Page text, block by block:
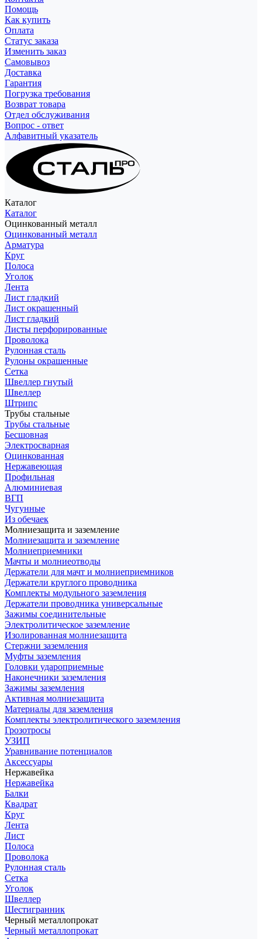
Помощь
Как купить
Оплата
Статус заказа
Изменить заказ
Самовывоз
Доставка
Гарантия
Погрузка требования
Возврат товара
Отдел обслуживания
Вопрос - ответ
Алфавитный указатель
Каталог
Каталог
Оцинкованный металл
Оцинкованный металл
Арматура
Круг
Полоса
Уголок
Лента
Лист гладкий
Лист окрашенный
Лист гладкий
Листы перфорированные
Проволока
Рулонная сталь
Рулоны окрашенные
Сетка
Швеллер гнутый
Швеллер
Штрипс
Трубы стальные
Трубы стальные
Бесшовная
Электросварная
Оцинкованная
Нержавеющая
Профильная
Алюминиевая
ВГП
Чугунные
Из обечаек
Молниезащита и заземление
Молниезащита и заземление
Молниеприемники
Мачты и молниеотводы
Держатели для мачт и молниеприемников
Держатели круглого проводника
Комплекты модульного заземления
Держатели проводника универсальные
Зажимы соединительные
Электролитическое заземление
Изолированная молниезащита
Стержни заземления
Муфты заземления
Головки удароприемные
Наконечники заземления
Зажимы заземления
Активная молниезащита
Материалы для заземления
Комплекты электролитического заземления
Грозотросы
УЗИП
Уравнивание потенциалов
Аксессуары
Нержавейка
Нержавейка
Балки
Квадрат
Круг
Лента
Лист
Полоса
Проволока
Рулонная сталь
Сетка
Уголок
Швеллер
Шестигранник
Черный металлопрокат
Черный металлопрокат